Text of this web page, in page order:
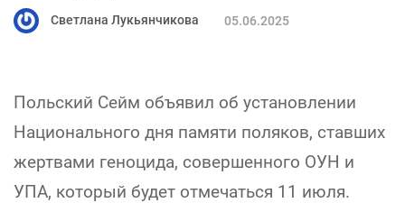
Светлана Лукьянчикова 05.06.2025
Польский Сейм объявил об установлении
Национального дня памяти поляков, ставших
жертвами геноцида, совершенного ОУН и
УПА, который будет отмечаться 11 июля.